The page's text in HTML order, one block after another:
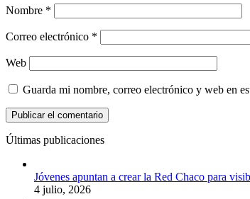
Nombre *
Correo electrónico *
Web
Guarda mi nombre, correo electrónico y web en
Últimas publicaciones
Jóvenes apuntan a crear la Red Chaco para
4 julio, 2026